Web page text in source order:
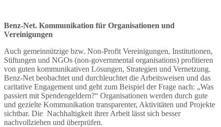
Benz-Net. Kommunikation für Organisationen und
Vereinigungen
Auch gemeinnützige bzw. Non-Profit Vereinigungen, Institutionen,
Stiftungen und NGOs (non-governmental organisations) profitieren
von guten kommunikativen Lösungen, Strategien und Vernetzung.
Benz-Net beobachtet und durchleuchtet die Arbeitsweisen und das
caritative Engagement und geht zum Beispiel der Frage nach: „Was
passiert mit Spendengeldern?“ Organisationen werden durch gute
und gezielte Kommunikation transparenter, Aktivitäten und Projekte
sichtbar. Die Nachhaltigkeit ihrer Arbeit lässt sich besser
nachvollziehen und überprüfen.